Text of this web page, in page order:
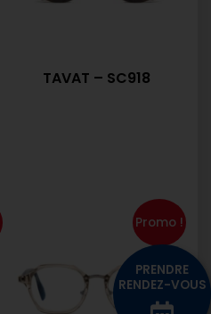
TAVAT – SC918
Promo !
PRENDRE
RENDEZ-VOUS